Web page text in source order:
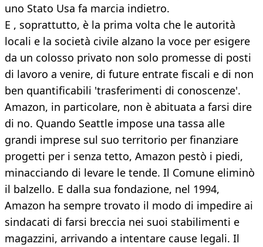
uno Stato Usa fa marcia indietro.
E , soprattutto, è la prima volta che le autorità
locali e la società civile alzano la voce per esigere
da un colosso privato non solo promesse di posti
di lavoro a venire, di future entrate fiscali e di non
ben quantificabili 'trasferimenti di conoscenze'.
Amazon, in particolare, non è abituata a farsi dire
di no. Quando Seattle impose una tassa alle
grandi imprese sul suo territorio per finanziare
progetti per i senza tetto, Amazon pestò i piedi,
minacciando di levare le tende. Il Comune eliminò
il balzello. E dalla sua fondazione, nel 1994,
Amazon ha sempre trovato il modo di impedire ai
sindacati di farsi breccia nei suoi stabilimenti e
magazzini, arrivando a intentare cause legali. Il